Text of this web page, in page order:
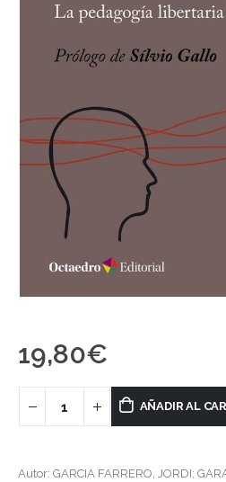
19,80€
AÑADIR AL
Autor: GARCIA FARRERO, JORDI;